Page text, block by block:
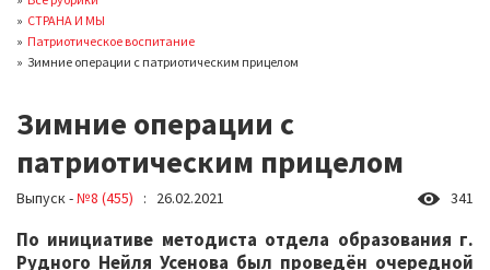
СТРАНА И МЫ
Патриотическое воспитание
Зимние операции с патриотическим прицелом
Зимние операции с
патриотическим прицелом
Выпуск -№8 (455) : 26.02.2021 341
По инициативе методиста отдела образования г.
Рудного Нейля Усенова был проведён очередной